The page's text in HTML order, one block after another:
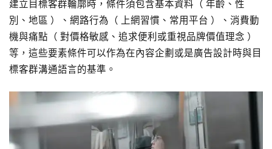
建立目標客群輪廓時，條件須包含基本資料（ 年齡、性
別、地區 ）、網路行為（ 上網習慣、常用平台 ）、消費動
機與痛點（ 對價格敏感、追求便利或重視品牌價值理念 ）
等，這些要素條件可以作為在內容企劃或是廣告設計時與目
標客群溝通語言的基準。